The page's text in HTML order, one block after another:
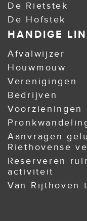
De Rietstek
De Hofstek
HANDIGE
Afvalwijzer
Houwmouw
Verenigingen
Bedrijven
Voorzieningen
Aanvragen
Riethovense
Reserveren
activiteit
Van Rijthoven